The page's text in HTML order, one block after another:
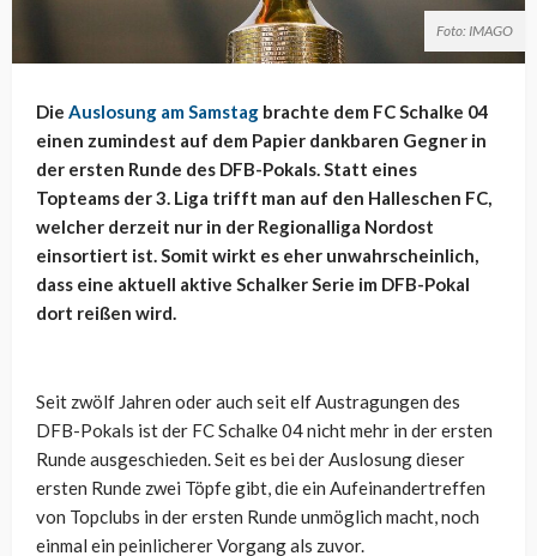
Foto: IMAGO
Die Auslosung am Samstag brachte dem FC Schalke 04
einen zumindest auf dem Papier dankbaren Gegner in
der ersten Runde des DFB-Pokals. Statt eines
Topteams der 3. Liga trifft man auf den Halleschen FC,
welcher derzeit nur in der Regionalliga Nordost
einsortiert ist. Somit wirkt es eher unwahrscheinlich,
dass eine aktuell aktive Schalker Serie im DFB-Pokal
dort reißen wird.
Seit zwölf Jahren oder auch seit elf Austragungen des
DFB-Pokals ist der FC Schalke 04 nicht mehr in der ersten
Runde ausgeschieden. Seit es bei der Auslosung dieser
ersten Runde zwei Töpfe gibt, die ein Aufeinandertreffen
von Topclubs in der ersten Runde unmöglich macht, noch
einmal ein peinlicherer Vorgang als zuvor.